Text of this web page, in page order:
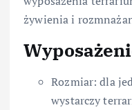
żywienia i
Rozmiar: dla
wystarczy